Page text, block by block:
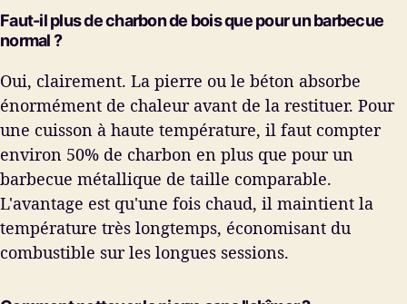
Faut-il plus de charbon de bois que pour un barbecue
normal ?
Oui, clairement. La pierre ou le béton absorbe
énormément de chaleur avant de la restituer. Pour
une cuisson à haute température, il faut compter
environ 50% de charbon en plus que pour un
barbecue métallique de taille comparable.
L'avantage est qu'une fois chaud, il maintient la
température très longtemps, économisant du
combustible sur les longues sessions.